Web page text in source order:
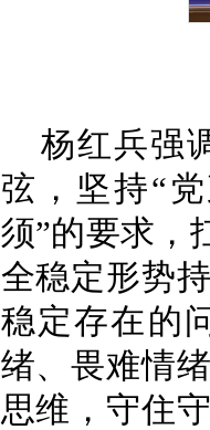
杨红兵强
弦，坚持“
须”的要求，
全稳定形势
稳定存在的
绪、畏难情
思维，守住